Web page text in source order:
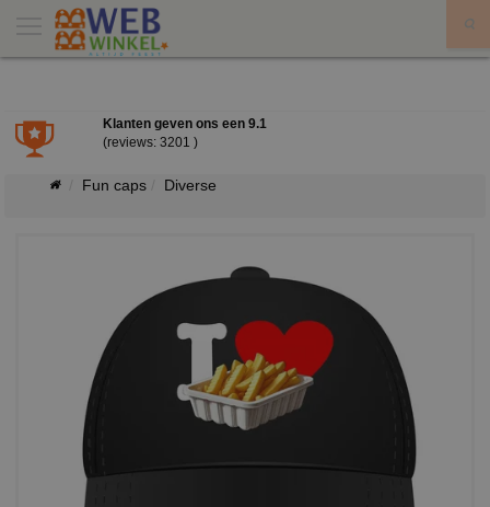
Klanten geven ons een 9.1
(reviews: 3201 )
Fun caps Diverse